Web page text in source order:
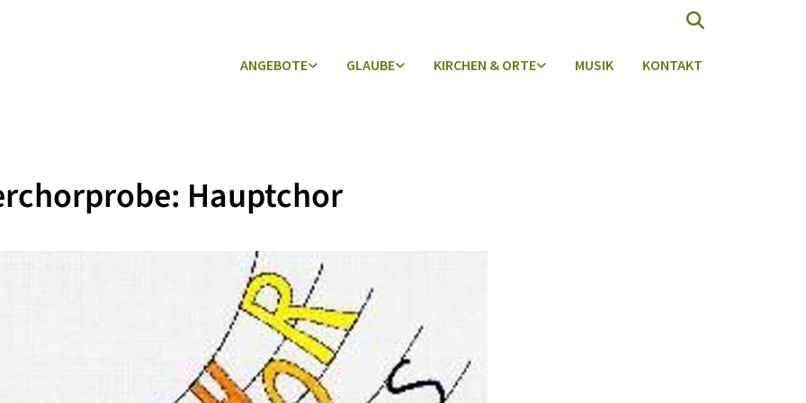
ANGEBOTE GLAUBE KIRCHEN & ORTE MUSIK KONTAKT
Hauptchor